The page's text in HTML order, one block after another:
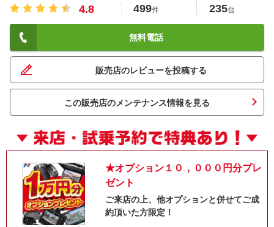
4.8 499件 235台
無料電話
販売店のレビューを投稿する
この販売店のメンテナンス情報を見る
★オプション１０，０００円分プレ
ゼント
ご来店の上、他オプションと併せてご成
約頂いた方限定！